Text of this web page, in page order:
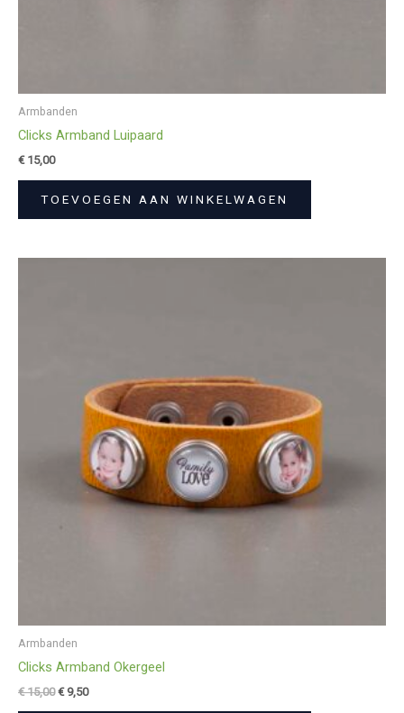
Armbanden
Clicks Armband Luipaard
€15,00
TOEVOEGEN AAN WINKELWAGEN
Armbanden
Clicks Armband Okergeel
€15,00 €9,50